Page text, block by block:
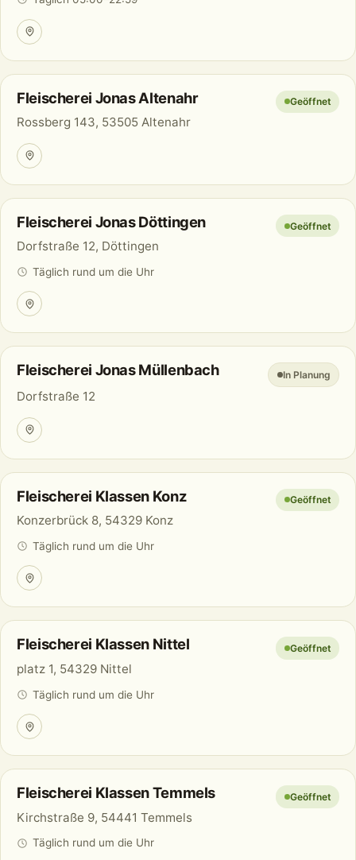
Fleischerei Jonas Altenahr Geöffnet
Rossberg 143, 53505 Altenahr
Fleischerei Jonas Döttingen Geöffnet
Dorfstraße 12, Döttingen
Täglich rund um die Uhr
Fleischerei Jonas Müllenbach In Planung
Dorfstraße 12
Fleischerei Klassen Konz Geöffnet
Konzerbrück 8, 54329 Konz
Täglich rund um die Uhr
Fleischerei Klassen Nittel Geöffnet
platz 1, 54329 Nittel
Täglich rund um die Uhr
Fleischerei Klassen Temmels Geöffnet
Kirchstraße 9, 54441 Temmels
Täglich rund um die Uhr